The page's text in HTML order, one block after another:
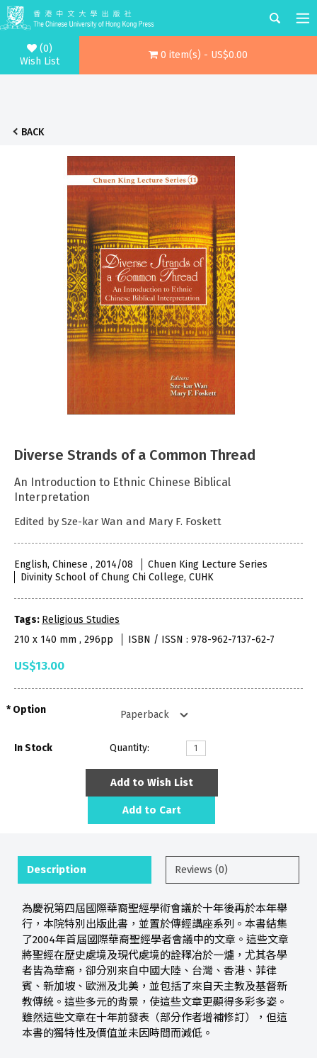
(0)
Wish List
0 item(s) - US$0.00
BACK
Diverse Strands of a Common Thread
An Introduction to Ethnic Chinese Biblical
Interpretation
Edited by Sze-kar Wan and Mary F. Foskett
English, Chinese , 2014/08
Chuen King Lecture Series
Divinity School of Chung Chi College, CUHK
Tags: Religious Studies
210 x 140 mm , 296pp
ISBN / ISSN : 978-962-7137-62-7
US$13.00
Option
In Stock Quantity:
Add to Wish List
Add to Cart
Description Reviews (0)
為慶祝第四屆國際華裔聖經學術會議於十年後再於本年舉
行，本院特別出版此書，並置於傳經講座系列。本書結集
了2004年首屆國際華裔聖經學者會議中的文章。這些文章
將聖經在歷史處境及現代處境的詮釋冶於一爐，尤其各學
者皆為華裔，卻分別來自中國大陸、台灣、香港、菲律
賓、新加坡、歐洲及北美，並包括了來自天主教及基督新
教傳統。這些多元的背景，使這些文章更顯得多彩多姿。
雖然這些文章在十年前發表（部分作者增補修訂），但這
本書的獨特性及價值並未因時間而減低。